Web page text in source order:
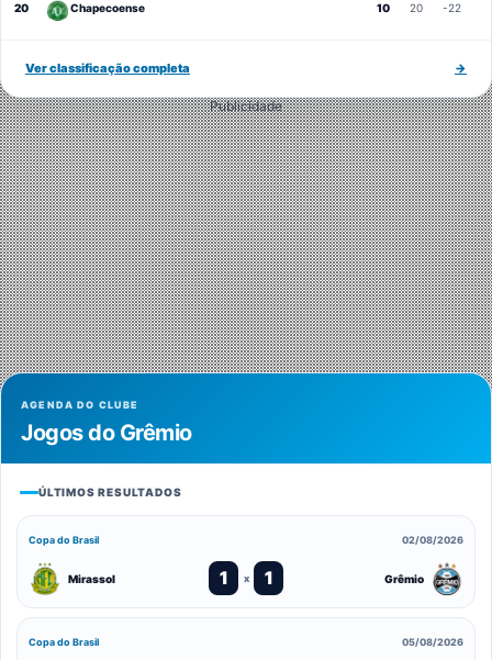
20 Chapecoense 10 20 -22
Ver classificação completa →
Publicidade
AGENDA DO CLUBE
Jogos do Grêmio
ÚLTIMOS RESULTADOS
Copa do Brasil 02/08/2026
Mirassol 1 x 1 Grêmio
Copa do Brasil 05/08/2026